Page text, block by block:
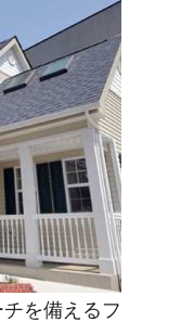
を備えるフ